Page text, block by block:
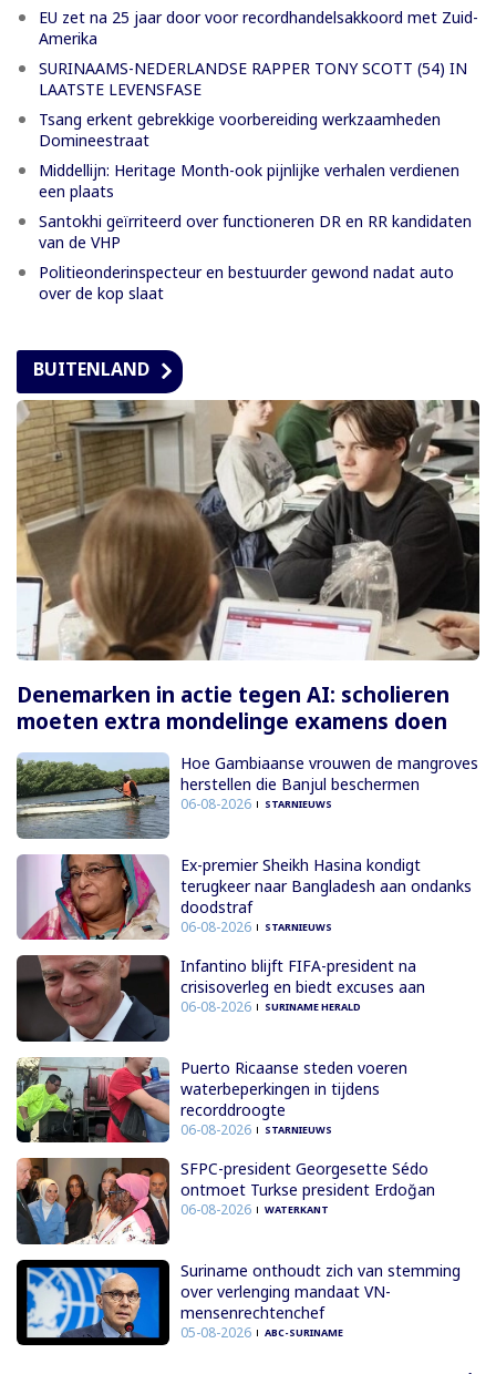
EU zet na 25 jaar door voor recordhandelsakkoord met Zuid-
Amerika
SURINAAMS-NEDERLANDSE RAPPER TONY SCOTT (54) IN
LAATSTE LEVENSFASE
Tsang erkent gebrekkige voorbereiding werkzaamheden
Domineestraat
Middellijn: Heritage Month-ook pijnlijke verhalen verdienen
een plaats
Santokhi geïrriteerd over functioneren DR en RR kandidaten
van de VHP
Politieonderinspecteur en bestuurder gewond nadat auto
over de kop slaat
BUITENLAND
Denemarken in actie tegen AI: scholieren
moeten extra mondelinge examens doen
Hoe Gambiaanse vrouwen de mangroves
herstellen die Banjul beschermen
06-08-2026 STARNIEUWS
Ex-premier Sheikh Hasina kondigt
terugkeer naar Bangladesh aan ondanks
doodstraf
06-08-2026 STARNIEUWS
Infantino blijft FIFA-president na
crisisoverleg en biedt excuses aan
06-08-2026 SURINAME HERALD
Puerto Ricaanse steden voeren
waterbeperkingen in tijdens
recorddroogte
06-08-2026 STARNIEUWS
SFPC-president Georgesette Sédo
ontmoet Turkse president Erdoğan
06-08-2026 WATERKANT
Suriname onthoudt zich van stemming
over verlenging mandaat VN-
mensenrechtenchef
05-08-2026 ABC-SURINAME